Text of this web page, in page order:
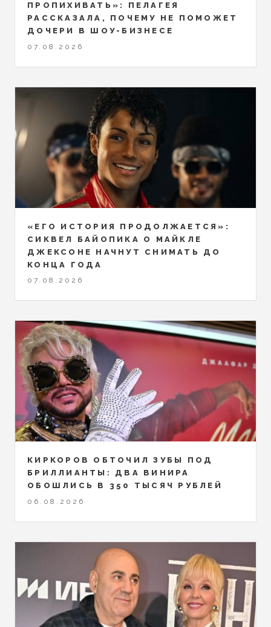
ПРОПИХИВАТЬ»: ПЕЛАГЕЯ
РАССКАЗАЛА, ПОЧЕМУ НЕ ПОМОЖЕТ
ДОЧЕРИ В ШОУ-БИЗНЕСЕ
07.08.2026
«ЕГО ИСТОРИЯ ПРОДОЛЖАЕТСЯ»:
СИКВЕЛ БАЙОПИКА О МАЙКЛЕ
ДЖЕКСОНЕ НАЧНУТ СНИМАТЬ ДО
КОНЦА ГОДА
07.08.2026
КИРКОРОВ ОБТОЧИЛ ЗУБЫ ПОД
БРИЛЛИАНТЫ: ДВА ВИНИРА
ОБОШЛИСЬ В 350 ТЫСЯЧ РУБЛЕЙ
06.08.2026